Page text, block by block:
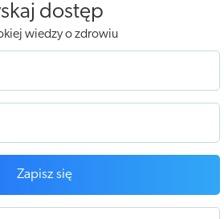
dostęp
wiedzy o zdrowiu
Zapisz się